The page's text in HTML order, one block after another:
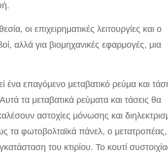
οι επιχειρηματικές λειτουργίες και ο
αλλά για βιομηχανικές εφαρμογές, μια
επαγόμενο μεταβατικό ρεύμα και
τα μεταβατικά ρεύματα και τάσεις θα
αστοχίες μόνωσης και
τα φωτοβολταϊκά πάνελ, ο
του κτιρίου. Το κουτί